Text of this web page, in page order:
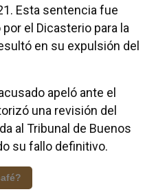
Esta sentencia fue
el Dicasterio para la
en su expulsión del
apeló ante el
una revisión del
al Tribunal de Buenos
su fallo definitivo.